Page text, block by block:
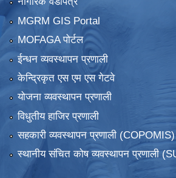
MGRM GIS Portal
MOFAGA पोर्टल
ईन्धन व्यवस्थापन प्रणाली
केन्द्रिकृत एस एम एस गेटवे
योजना व्यवस्थापन प्रणाली
विधुतीय हाजिर प्रणाली
सहकारी व्यवस्थापन प्रणाली (COPOMIS)
स्थानीय संचित कोष व्यवस्थापन प्रणाली